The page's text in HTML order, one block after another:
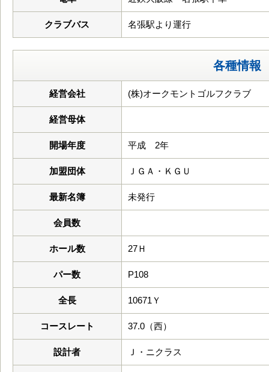
クラブバス 名張駅より運行
各種情報
経営会社 (株)オークモントゴルフクラブ
経営母体
開場年度 平成 2年
加盟団体 ＪＧＡ・ＫＧＵ
最新名簿 未発行
会員数
ホール数 27Ｈ
パー数 P108
全長 10671Ｙ
コースレート 37.0（西）
設計者 Ｊ・ニクラス